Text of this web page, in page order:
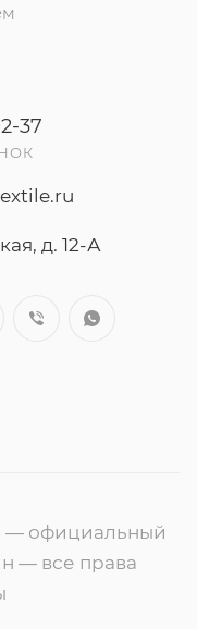
37
д. 12-А
— официальный
— все права